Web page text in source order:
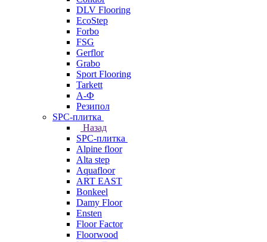
DLV Flooring
EcoStep
Forbo
FSG
Gerflor
Grabo
Sport Flooring
Tarkett
А-Ф
Резипол
SPC-плитка
Назад
SPC-плитка
Alpine floor
Alta step
Aquafloor
ART EAST
Bonkeel
Damy Floor
Ensten
Floor Factor
Floorwood